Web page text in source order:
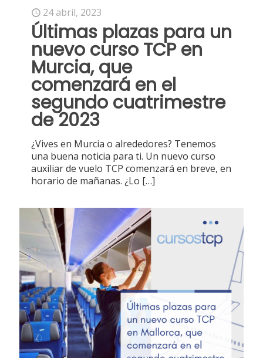
24 abril, 2023
Últimas plazas para un
nuevo curso TCP en
Murcia, que
comenzará en el
segundo cuatrimestre
de 2023
¿Vives en Murcia o alrededores? Tenemos
una buena noticia para ti. Un nuevo curso
auxiliar de vuelo TCP comenzará en breve, en
horario de mañanas. ¿Lo […]